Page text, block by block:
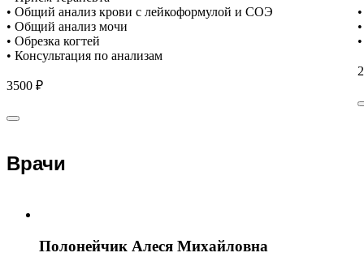
• Общий анализ крови с лейкоформулой и СОЭ
• Общий анализ мочи
• Обрезка когтей
• Консультация по анализам
3500 ₽
Врачи
Полонейчик Алеся Михайловна